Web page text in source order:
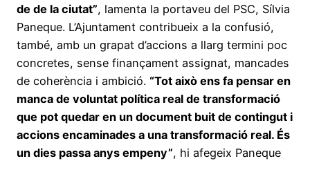
de de la ciutat”, lamenta la portaveu del PSC, Sílvia
Paneque. L’Ajuntament contribueix a la confusió,
també, amb un grapat d’accions a llarg termini poc
concretes, sense finançament assignat, mancades
de coherència i ambició. “Tot això ens fa pensar en
manca de voluntat política real de transformació
que pot quedar en un document buit de contingut i
accions encaminades a una transformació real. És
un dies passa anys empeny”, hi afegeix Paneque